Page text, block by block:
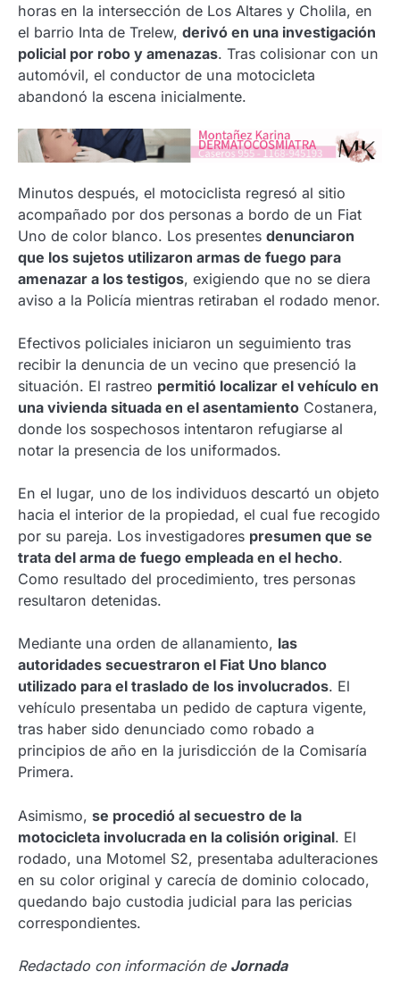
horas en la intersección de Los Altares y Cholila, en
el barrio Inta de Trelew, derivó en una investigación
policial por robo y amenazas. Tras colisionar con un
automóvil, el conductor de una motocicleta
abandonó la escena inicialmente.
Minutos después, el motociclista regresó al sitio
acompañado por dos personas a bordo de un Fiat
Uno de color blanco. Los presentes denunciaron
que los sujetos utilizaron armas de fuego para
amenazar a los testigos, exigiendo que no se diera
aviso a la Policía mientras retiraban el rodado menor.
Efectivos policiales iniciaron un seguimiento tras
recibir la denuncia de un vecino que presenció la
situación. El rastreo permitió localizar el vehículo en
una vivienda situada en el asentamiento Costanera,
donde los sospechosos intentaron refugiarse al
notar la presencia de los uniformados.
En el lugar, uno de los individuos descartó un objeto
hacia el interior de la propiedad, el cual fue recogido
por su pareja. Los investigadores presumen que se
trata del arma de fuego empleada en el hecho.
Como resultado del procedimiento, tres personas
resultaron detenidas.
Mediante una orden de allanamiento, las
autoridades secuestraron el Fiat Uno blanco
utilizado para el traslado de los involucrados. El
vehículo presentaba un pedido de captura vigente,
tras haber sido denunciado como robado a
principios de año en la jurisdicción de la Comisaría
Primera.
Asimismo, se procedió al secuestro de la
motocicleta involucrada en la colisión original. El
rodado, una Motomel S2, presentaba adulteraciones
en su color original y carecía de dominio colocado,
quedando bajo custodia judicial para las pericias
correspondientes.
Redactado con información de Jornada